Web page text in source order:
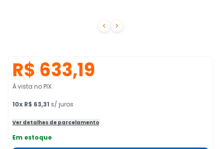
 
R$ 633,19
À vista no PIX
10x R$ 63,31 s/ juros
Ver detalhes de parcelamento
Em estoque